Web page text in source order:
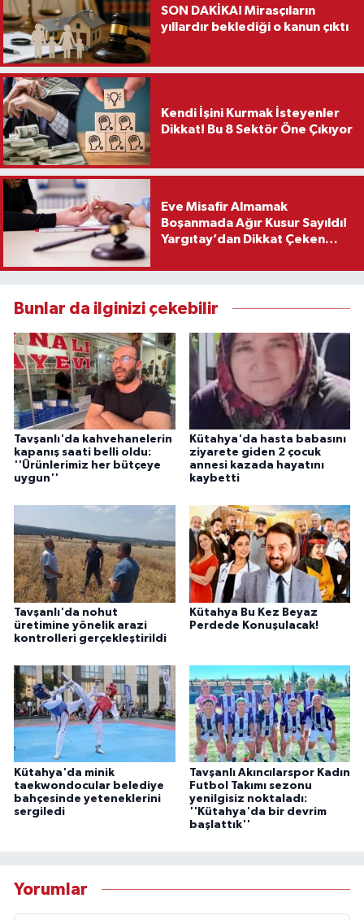
SON DAKİKA! Mirasçıların
yıllardır beklediği o kanun çıktı
Kendi İşini Kurmak İsteyenler
Dikkat! Bu 8 Sektör Öne Çıkıyor
Eve Misafir Almamak
Boşanmada Ağır Kusur Sayıldı!
Yargıtay’dan Dikkat Çeken
Bunlar da ilginizi çekebilir
Tavşanlı'da kahvehanelerin
kapanış saati belli oldu:
''Ürünlerimiz her bütçeye
uygun''
Kütahya'da hasta babasını
ziyarete giden 2 çocuk
annesi kazada hayatını
kaybetti
Tavşanlı'da nohut
üretimine yönelik arazi
kontrolleri gerçekleştirildi
Kütahya Bu Kez Beyaz
Perdede Konuşulacak!
Kütahya'da minik
taekwondocular belediye
bahçesinde yeteneklerini
sergiledi
Tavşanlı Akıncılarspor Kadın
Futbol Takımı sezonu
yenilgisiz noktaladı:
''Kütahya'da bir devrim
başlattık''
Yorumlar